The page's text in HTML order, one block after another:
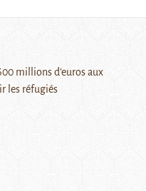
millions d’euros aux
les réfugiés